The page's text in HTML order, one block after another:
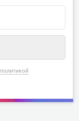
политикой